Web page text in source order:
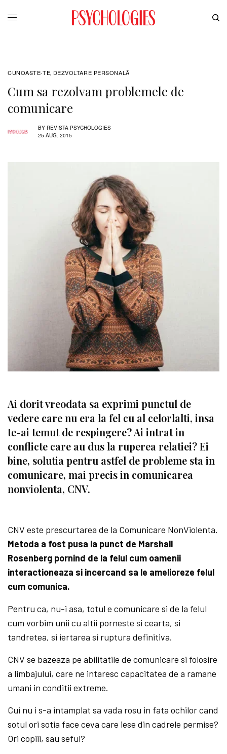
CUNOASTE-TE, DEZVOLTARE PERSONALĂ
Cum sa rezolvam problemele de
comunicare
BY REVISTA PSYCHOLOGIES
25 AUG. 2015
Ai dorit vreodata sa exprimi punctul de
vedere care nu era la fel cu al celorlalti, insa
te-ai temut de respingere? Ai intrat in
conflicte care au dus la ruperea relatiei? Ei
bine, solutia pentru astfel de probleme sta in
comunicare, mai precis in comunicarea
nonviolenta, CNV.
CNV este prescurtarea de la Comunicare NonViolenta.
Metoda a fost pusa la punct de Marshall
Rosenberg pornind de la felul cum oamenii
interactioneaza si incercand sa le amelioreze felul
cum comunica.
Pentru ca, nu-i asa, totul e comunicare si de la felul
cum vorbim unii cu altii porneste si cearta, si
tandretea, si iertarea si ruptura definitiva.
CNV se bazeaza pe abilitatile de comunicare si folosire
a limbajului, care ne intaresc capacitatea de a ramane
umani in conditii extreme.
Cui nu i s-a intamplat sa vada rosu in fata ochilor cand
sotul ori sotia face ceva care iese din cadrele permise?
Ori copiii, sau seful?